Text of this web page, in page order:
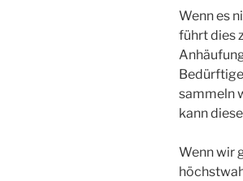
Wenn es
führt dies
sammeln
kann
Wenn wir